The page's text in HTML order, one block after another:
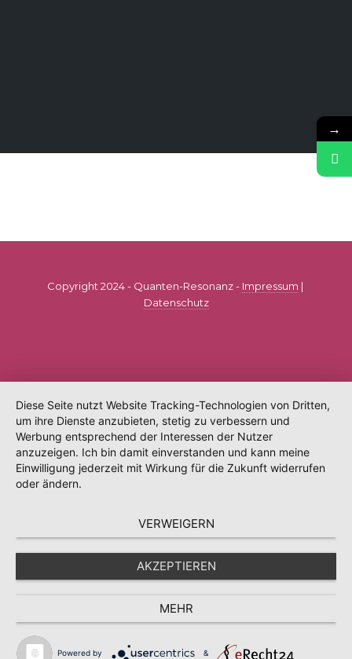
Copyright 2024 - Quanten-Resonanz - Impressum |
Datenschutz
→
Diese Seite nutzt Website Tracking-Technologien von Dritten,
um ihre Dienste anzubieten, stetig zu verbessern und
Werbung entsprechend der Interessen der Nutzer
anzuzeigen. Ich bin damit einverstanden und kann meine
Einwilligung jederzeit mit Wirkung für die Zukunft widerrufen
oder ändern.
VERWEIGERN
AKZEPTIEREN
MEHR
Powered by &